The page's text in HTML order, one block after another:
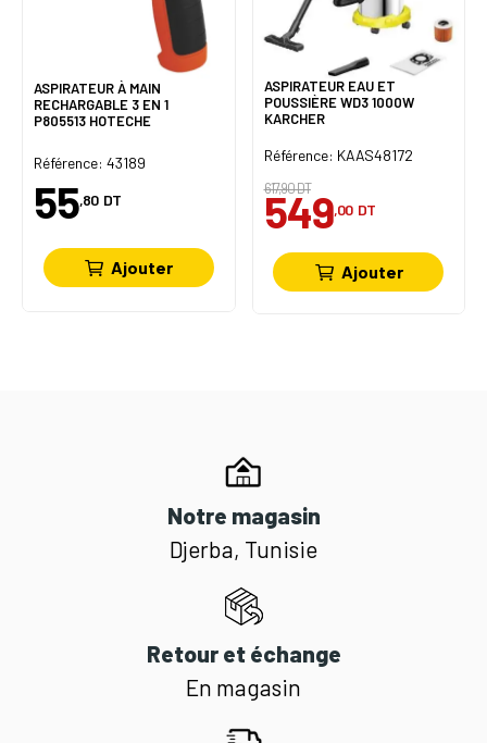
ASPIRATEUR À MAIN
RECHARGABLE 3 EN 1
P805513 HOTECHE
Référence: 43189
55,80 DT
Ajouter
ASPIRATEUR EAU ET
POUSSIÈRE WD3 1000W
KARCHER
Référence: KAAS48172
617,90 DT
549,00 DT
Ajouter
Notre magasin
Djerba, Tunisie
Retour et échange
En magasin